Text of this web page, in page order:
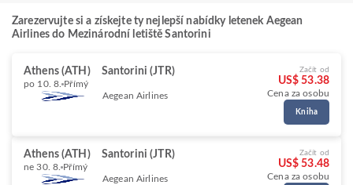
Zarezervujte si a získejte ty nejlepší nabídky letenek Aegean
Airlines do Mezinárodní letiště Santorini
Athens (ATH) Santorini (JTR)
po 10. 8. Přímý
Aegean Airlines
Začít od
US$ 53.38
Cena za osobu
Kniha
Athens (ATH) Santorini (JTR)
ne 30. 8. Přímý
Aegean Airlines
Začít od
US$ 53.48
Cena za osobu